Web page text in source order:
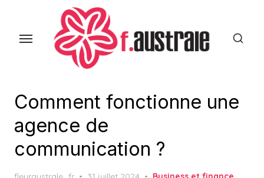
Comment fonctionne une
agence de
communication ?
Posted